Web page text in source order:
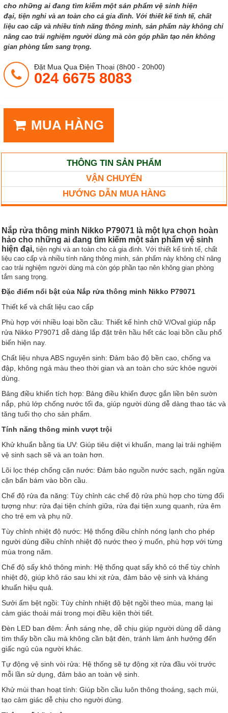
cho những ai đang tìm kiếm một sản phẩm vệ sinh hiện
đại, tiện nghi và an toàn cho cả gia đình. Với thiết kế tinh tế, chất
liệu cao cấp và nhiều tính năng thông minh, sản phẩm này không chỉ
nâng cao trải nghiệm người dùng mà còn góp phần tạo nên không
gian phòng tắm sang trọng.
Đặt Mua Qua Điện Thoại (8h00 - 20h00)
024 6675 8083
MUA HÀNG
THÔNG TIN SẢN PHẨM
VẬN CHUYỂN
HƯỚNG DẪN MUA HÀNG
Nắp rửa thông minh Nikko P79071 là một lựa chọn hoàn
hảo cho những ai đang tìm kiếm một sản phẩm vệ sinh
hiện đại, tiện nghi và an toàn cho cả gia đình. Với thiết kế tinh tế, chất
liệu cao cấp và nhiều tính năng thông minh, sản phẩm này không chỉ nâng
cao trải nghiệm người dùng mà còn góp phần tạo nên không gian phòng
tắm sang trọng.
Đặc điểm nổi bật của Nắp rửa thông minh Nikko P79071
Thiết kế và chất liệu cao cấp
Phù hợp với nhiều loại bồn cầu: Thiết kế hình chữ V/Oval giúp nắp
rửa Nikko P79071 dễ dàng lắp đặt trên hầu hết các loại bồn cầu phổ
biến hiện nay.
Chất liệu nhựa ABS nguyên sinh: Đảm bảo độ bền cao, chống va
đập, không ngả màu theo thời gian và an toàn cho sức khỏe người
dùng.
Bảng điều khiển tích hợp: Bảng điều khiển được gắn liền bên sườn
nắp, phủ lớp chống nước tối đa, giúp người dùng dễ dàng thao tác và
tăng tuổi thọ cho sản phẩm.
Tính năng thông minh vượt trội
Khử khuẩn bằng tia UV: Giúp tiêu diệt vi khuẩn, mang lại trải nghiệm
vệ sinh sạch sẽ và an toàn hơn.
Lõi lọc thép chống cặn nước: Đảm bảo nguồn nước sạch, ngăn ngừa
cặn bẩn bám vào bồn cầu.
Chế độ rửa đa năng: Tùy chỉnh các chế độ rửa phù hợp cho từng đối
tượng như: rửa đại tiện chính giữa, rửa đại tiện xung quanh, rửa êm
cho trẻ em và phụ nữ.
Tùy chỉnh nhiệt độ nước: Hệ thống điều chỉnh nóng lạnh cho phép
người dùng điều chỉnh nhiệt độ nước theo ý muốn, phù hợp với từng
mùa trong năm.
Chế độ sấy khô thông minh: Hệ thống quạt sấy khô có thể tùy chỉnh
nhiệt độ, giúp khô ráo sau khi xịt rửa, đảm bảo vệ sinh và kháng
khuẩn hiệu quả.
Sưởi ấm bệt ngồi: Tùy chỉnh nhiệt độ bệt ngồi theo mùa, mang lại
cảm giác thoải mái trong mọi điều kiện thời tiết.
Đèn LED ban đêm: Ánh sáng nhẹ, dễ chịu giúp người dùng dễ dàng
tìm thấy bồn cầu mà không cần bật đèn, tránh làm ảnh hưởng đến
giấc ngủ của người khác.
Tự động vệ sinh vòi rửa: Hệ thống sẽ tự động xịt rửa đầu vòi trước
mỗi lần sử dụng, đảm bảo an toàn vệ sinh.
Khử mùi than hoạt tính: Giúp bồn cầu luôn thông thoáng, sạch mùi,
tạo cảm giác dễ chịu cho người dùng.